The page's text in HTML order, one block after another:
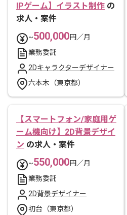
IPゲーム】イラスト制作 の
求人・案件
~500,000円／月
業務委託
2Dキャラクターデザイナー
六本木（東京都）
【スマートフォン/家庭用ゲ
ーム機向け】2D背景デザイ
ン の求人・案件
~550,000円／月
業務委託
2D背景デザイナー
初台（東京都）